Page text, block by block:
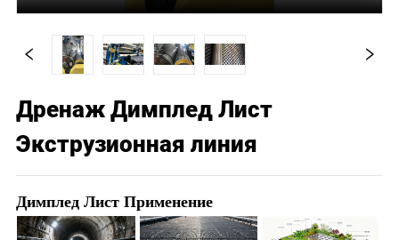
Дренаж Димплед Лист
Экструзионная линия
Димплед Лист Применение